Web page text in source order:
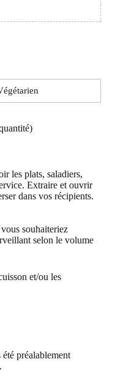
les plats, saladiers,
Extraire et ouvrir
dans vos récipients.
souhaiteriez
selon le volume
et/ou les
préalablement